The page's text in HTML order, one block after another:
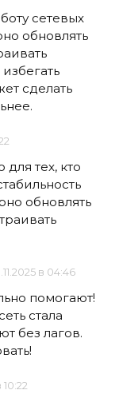
сетевых
обновлять
сделать
тех, кто
обновлять
в 04:46
помогают!
стала
без лагов.
10:22